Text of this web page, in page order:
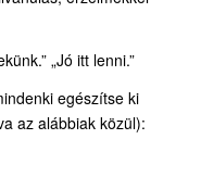
„Jó itt lenni.”
egészítse ki
az alábbiak közül):